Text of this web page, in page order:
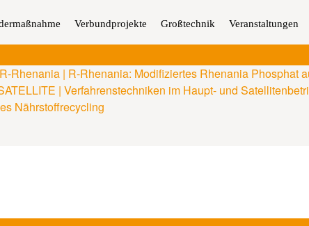
Verbundprojekte Großtechnik Veranstaltungen
R-Rhenania | R-Rhenania: Modifiziertes Rhenania Phosphat
| Verfahrenstechniken im Haupt- und
Nährstoffrecycling